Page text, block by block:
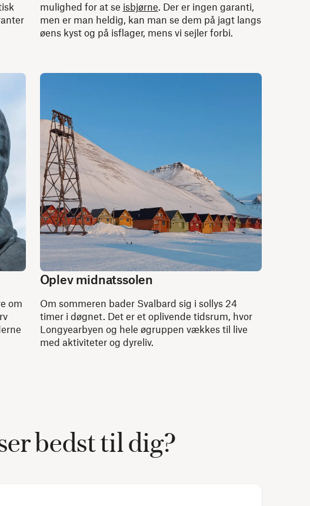
mulighed for at se isbjørne. Der er ingen garanti,
men er man heldig, kan man se dem på jagt langs
øens kyst og på isflager, mens vi sejler forbi.
om
Oplev midnatssolen
Om sommeren bader Svalbard sig i sollys 24
timer i døgnet. Det er et oplivende tidsrum, hvor
Longyearbyen og hele øgruppen vækkes til live
med aktiviteter og dyreliv.
bedst til dig?